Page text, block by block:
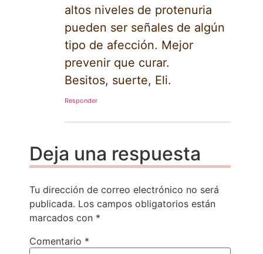
altos niveles de protenuria
pueden ser señales de algún
tipo de afección. Mejor
prevenir que curar.
Besitos, suerte, Eli.
Responder
Deja una respuesta
Tu dirección de correo electrónico no será
publicada. Los campos obligatorios están
marcados con *
Comentario *